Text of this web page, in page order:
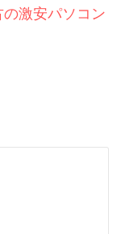
の激安パソコン